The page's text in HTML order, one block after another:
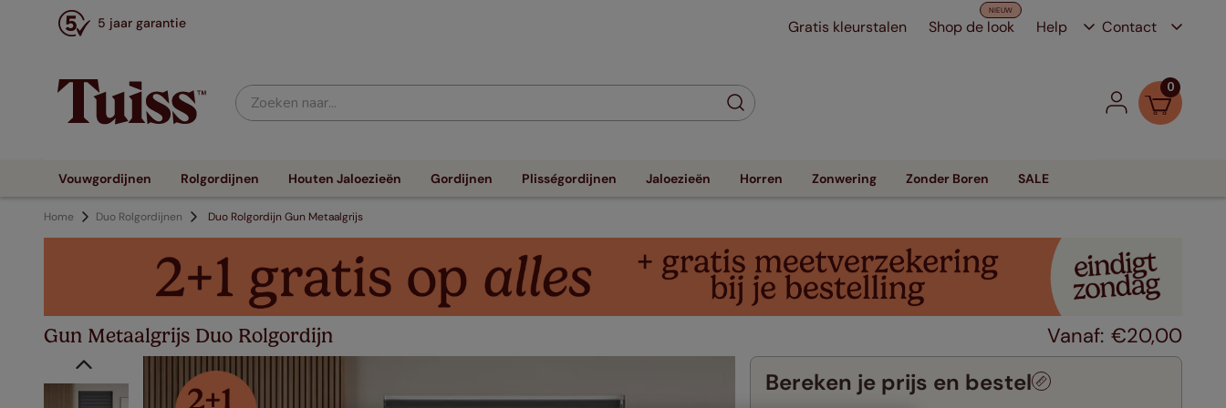
5 jaar garantie Gratis kleurstalen Shop de look Help Contact
Zoeken naar... 0
Vouwgordijnen Rolgordijnen Houten Jaloezieën Gordijnen Plisségordijnen Jaloezieën Horren Zonwering Zonder Boren SALE
Home Duo Rolgordijnen Duo Rolgordijn Gun Metaalgrijs
Gun Metaalgrijs Duo Rolgordijn €20,00
Bereken je prijs en bestel